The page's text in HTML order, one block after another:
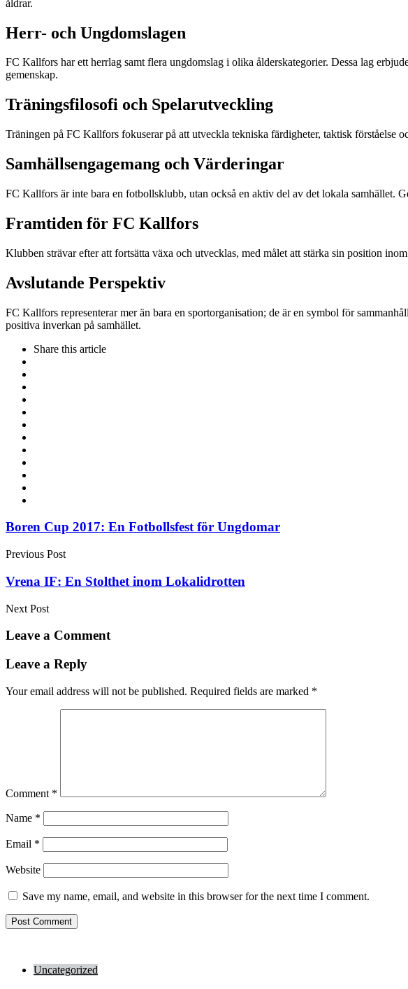
åldrar.
Herr- och Ungdomslagen
FC Kallfors har ett herrlag samt flera ungdomslag i olika ålderskategorier. Dessa lag
gemenskap.
Träningsfilosofi och Spelarutveckling
Träningen på FC Kallfors fokuserar på att utveckla tekniska färdigheter, taktisk förståelse
Samhällsengagemang och Värderingar
FC Kallfors är inte bara en fotbollsklubb, utan också en aktiv del av det lokala samhället.
Framtiden för FC Kallfors
Klubben strävar efter att fortsätta växa och utvecklas, med målet att stärka sin position
Avslutande Perspektiv
FC Kallfors representerar mer än bara en sportorganisation; de är en symbol för
positiva inverkan på samhället.
Share this article
Post
navigation
Boren Cup 2017: En Fotbollsfest för Ungdomar
Previous Post
Vrena IF: En Stolthet inom Lokalidrotten
Next Post
Leave a Comment
Leave a Reply
Your email address will not be published. Required fields are marked *
Comment *
Name *
Email *
Website
Save my name, email, and website in this browser for the next time I comment.
Uncategorized